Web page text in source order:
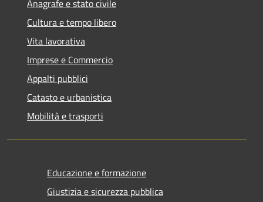
Anagrafe e stato civile
Cultura e tempo libero
Vita lavorativa
Imprese e Commercio
Appalti pubblici
Catasto e urbanistica
Mobilità e trasporti
Educazione e formazione
Giustizia e sicurezza pubblica